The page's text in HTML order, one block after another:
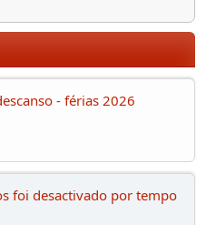
- férias 2026
foi desactivado por tempo